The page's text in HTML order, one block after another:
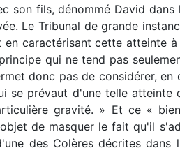
son fils, dénommé David dans
Le Tribunal de grande
caractérisant cette atteinte
qui ne tend pas
donc pas de considérer, en
se prévaut d'une telle atteinte
gravité. » Et ce «
de masquer le fait qu'il
des Colères décrites dans